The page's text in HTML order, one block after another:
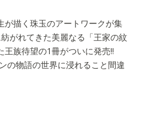
が描く珠玉のアートワークが集
がれてきた美麗なる「王家の紋
王族待望の1冊がついに発売!!
の物語の世界に浸れること間違